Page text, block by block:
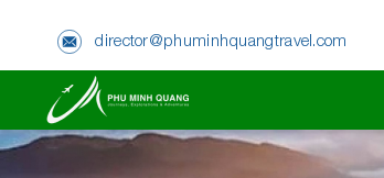
director@phuminhquangtravel.com